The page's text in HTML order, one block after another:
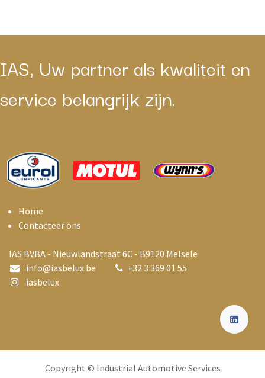
IAS, Uw partner als kwaliteit en
service belangrijk zijn.
Home
Contacteer ons
IAS BVBA - Nieuwlandstraat 6C - B9120 Melsele
info@iasbelux.be +32 3 369 01 55
iasbelux
Copyright © Industrial Automotive Services